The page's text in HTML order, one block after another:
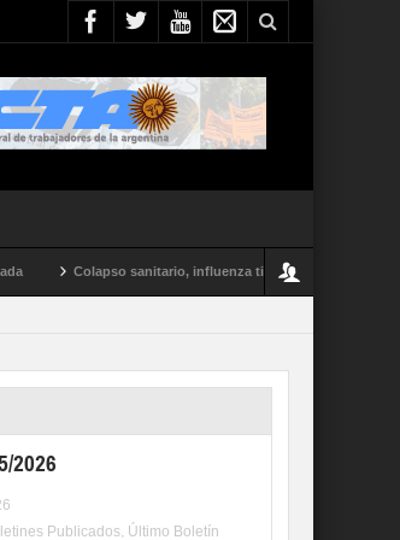
Colapso sanitario, influenza tipo A y conflictos en todo el
2026
Publicados, Último Boletín